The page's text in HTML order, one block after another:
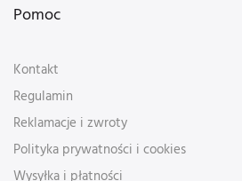
Pomoc
Kontakt
Regulamin
Reklamacje i zwroty
Polityka prywatności i cookies
Wysyłka i płatności